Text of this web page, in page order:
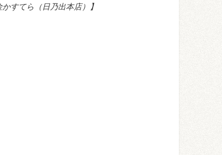
すてら（日乃出本店）】